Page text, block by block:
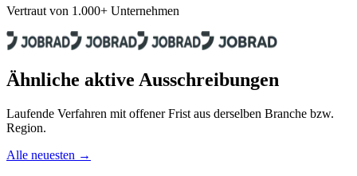
Vertraut von 1.000+ Unternehmen
Ähnliche aktive Ausschreibungen
Laufende Verfahren mit offener Frist aus derselben Branche bzw.
Region.
Alle neuesten →